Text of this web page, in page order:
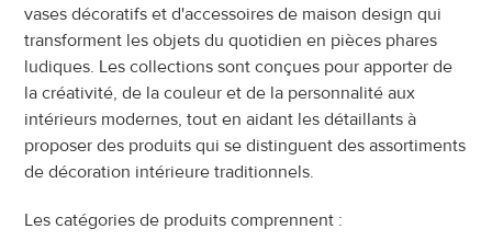
vases décoratifs et d'accessoires de maison design qui
transforment les objets du quotidien en pièces phares
ludiques. Les collections sont conçues pour apporter de
la créativité, de la couleur et de la personnalité aux
intérieurs modernes, tout en aidant les détaillants à
proposer des produits qui se distinguent des assortiments
de décoration intérieure traditionnels.
Les catégories de produits comprennent :